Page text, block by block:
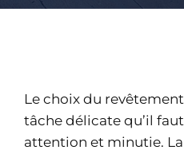
Le choix du
tâche délicate qu’il
attention et minutie.